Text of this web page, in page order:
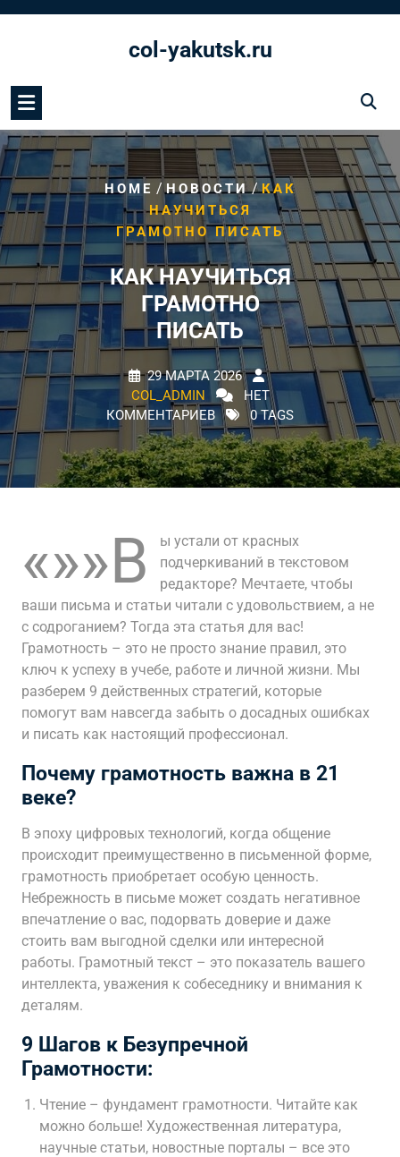
col-yakutsk.ru
HOME /НОВОСТИ/КАК
НАУЧИТЬСЯ
ГРАМОТНО ПИСАТЬ
КАК НАУЧИТЬСЯ
ГРАМОТНО
ПИСАТЬ
29 МАРТА 2026
COL_ADMIN
НЕТ
КОММЕНТАРИЕВ
0 TAGS
«»»В
ы устали от красных
подчеркиваний в текстовом
редакторе? Мечтаете, чтобы
ваши письма и статьи читали с удовольствием, а не
с содроганием? Тогда эта статья для вас!
Грамотность – это не просто знание правил, это
ключ к успеху в учебе, работе и личной жизни. Мы
разберем 9 действенных стратегий, которые
помогут вам навсегда забыть о досадных ошибках
и писать как настоящий профессионал.
Почему грамотность важна в 21
веке?
В эпоху цифровых технологий, когда общение
происходит преимущественно в письменной форме,
грамотность приобретает особую ценность.
Небрежность в письме может создать негативное
впечатление о вас, подорвать доверие и даже
стоить вам выгодной сделки или интересной
работы. Грамотный текст – это показатель вашего
интеллекта, уважения к собеседнику и внимания к
деталям.
9 Шагов к Безупречной
Грамотности:
Чтение – фундамент грамотности. Читайте как
можно больше! Художественная литература,
научные статьи, новостные порталы – все это